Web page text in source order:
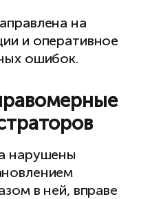
на
и оперативное
ошибок.
нарушены
в ней, вправе